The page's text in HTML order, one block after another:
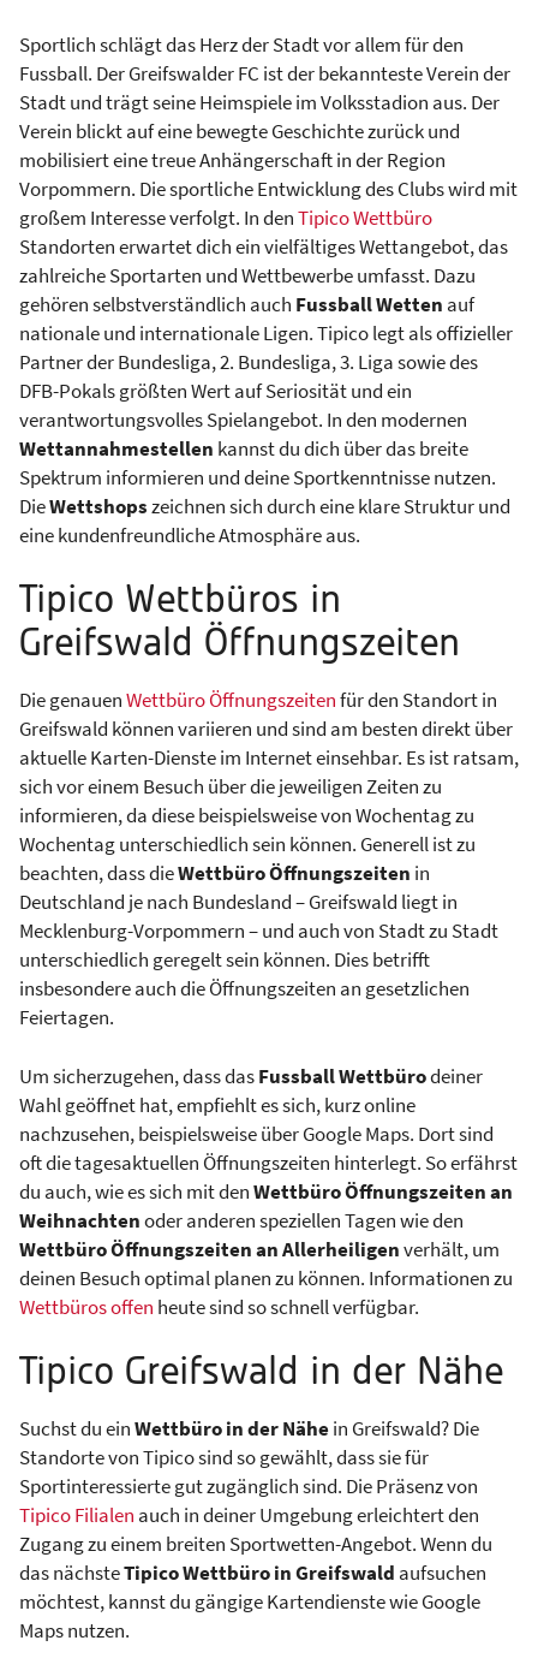
Sportlich schlägt das Herz der Stadt vor allem für den
Fussball. Der Greifswalder FC ist der bekannteste Verein der
Stadt und trägt seine Heimspiele im Volksstadion aus. Der
Verein blickt auf eine bewegte Geschichte zurück und
mobilisiert eine treue Anhängerschaft in der Region
Vorpommern. Die sportliche Entwicklung des Clubs wird mit
großem Interesse verfolgt. In denTipico Wettbüro
Standorten erwartet dich ein vielfältiges Wettangebot, das
zahlreiche Sportarten und Wettbewerbe umfasst. Dazu
gehören selbstverständlich auch Fussball Wetten auf
nationale und internationale Ligen. Tipico legt als offizieller
Partner der Bundesliga, 2. Bundesliga, 3. Liga sowie des
DFB-Pokals größten Wert auf Seriosität und ein
verantwortungsvolles Spielangebot. In den modernen
Wettannahmestellen kannst du dich über das breite
Spektrum informieren und deine Sportkenntnisse nutzen.
DieWettshopszeichnen sich durch eine klare Struktur und
eine kundenfreundliche Atmosphäre aus.
Tipico Wettbüros in
Greifswald Öffnungszeiten
Die genauenWettbüro Öffnungszeitenfür den Standort in
Greifswald können variieren und sind am besten direkt über
aktuelle Karten-Dienste im Internet einsehbar. Es ist ratsam,
sich vor einem Besuch über die jeweiligen Zeiten zu
informieren, da diese beispielsweise von Wochentag zu
Wochentag unterschiedlich sein können. Generell ist zu
beachten, dass dieWettbüro Öffnungszeiten in
Deutschland je nach Bundesland – Greifswald liegt in
Mecklenburg-Vorpommern – und auch von Stadt zu Stadt
unterschiedlich geregelt sein können. Dies betrifft
insbesondere auch die Öffnungszeiten an gesetzlichen
Feiertagen.
Um sicherzugehen, dass dasFussball Wettbürodeiner
Wahl geöffnet hat, empfiehlt es sich, kurz online
nachzusehen, beispielsweise über Google Maps. Dort sind
oft die tagesaktuellen Öffnungszeiten hinterlegt. So erfährst
du auch, wie es sich mit denWettbüro Öffnungszeiten an
Weihnachtenoder anderen speziellen Tagen wie den
Wettbüro Öffnungszeiten an Allerheiligenverhält, um
deinen Besuch optimal planen zu können. Informationen zu
Wettbüros offen heute sind so schnell verfügbar.
Tipico Greifswald in der Nähe
Suchst du einWettbüro in der Nähein Greifswald? Die
Standorte von Tipico sind so gewählt, dass sie für
Sportinteressierte gut zugänglich sind. Die Präsenz von
Tipico Filialen auch in deiner Umgebung erleichtert den
Zugang zu einem breiten Sportwetten-Angebot. Wenn du
das nächsteTipico Wettbüro in Greifswald aufsuchen
möchtest, kannst du gängige Kartendienste wie Google
Maps nutzen.